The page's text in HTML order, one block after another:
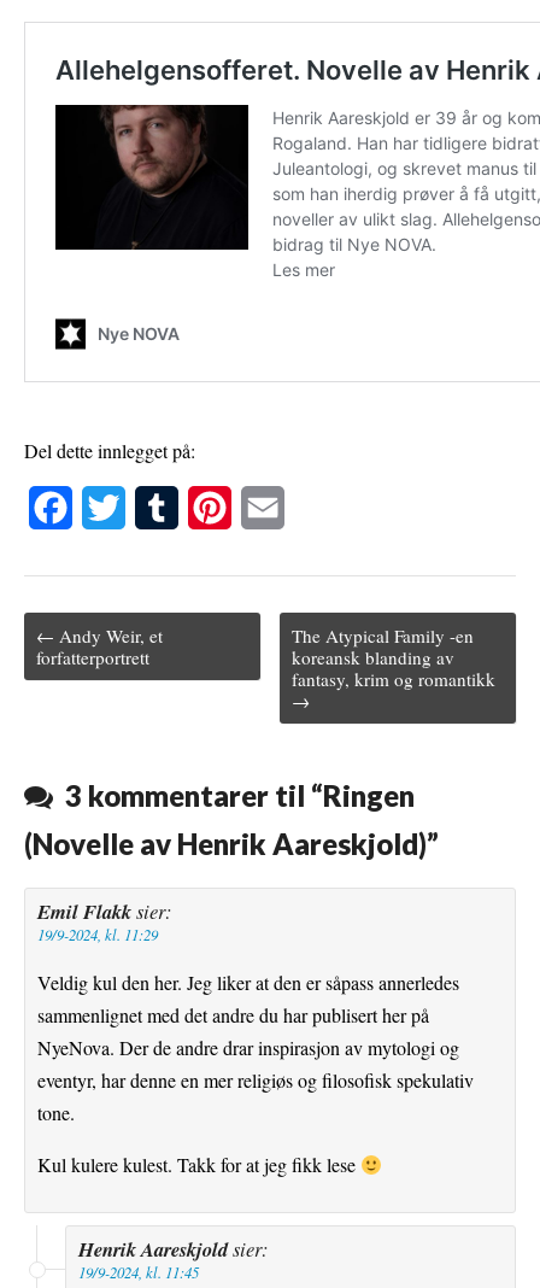
Del dette innlegget på:
e
b
k
t
t
l
e
s
t
Post navigation
← Andy Weir, et
forfatterportrett
The Atypical Family -en
koreansk blanding av
fantasy, krim og romantikk
→
3 kommentarer til “Ringen
(Novelle av Henrik Aareskjold)”
Emil Flakksier:
19/9-2024, kl. 11:29
Veldig kul den her. Jeg liker at den er såpass annerledes
sammenlignet med det andre du har publisert her på
NyeNova. Der de andre drar inspirasjon av mytologi og
eventyr, har denne en mer religiøs og filosofisk spekulativ
tone.
Kul kulere kulest. Takk for at jeg fikk lese
Henrik Aareskjoldsier:
19/9-2024, kl. 11:45